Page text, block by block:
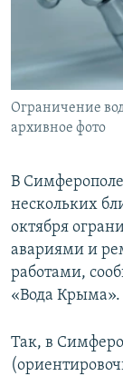
ПОБЕДИТЕЛЕЙ
УКРАИНСКАЯ
Все сайты
Ограничение
архивное фото
В
нескольких
октября
авариями и
работами,
«Вода Крыма».
Так, в